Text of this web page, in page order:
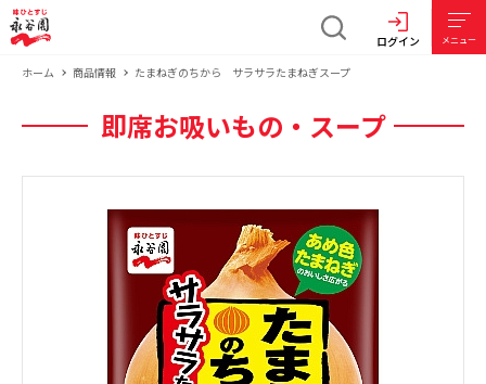
ログイン メニュー
ホーム 商品情報 たまねぎのちから サラサラたまねぎスープ
即席お吸いもの・スープ